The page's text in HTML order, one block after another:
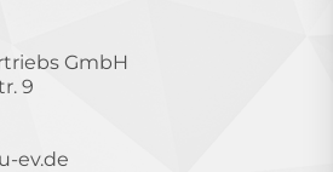
GmbH
9
ev.de